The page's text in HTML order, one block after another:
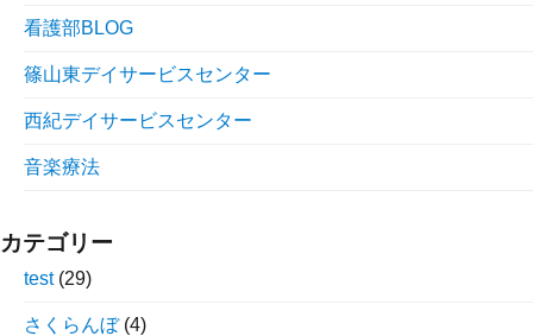
看護部BLOG
篠山東デイサービスセンター
西紀デイサービスセンター
音楽療法
カテゴリー
test(29)
さくらんぼ(4)